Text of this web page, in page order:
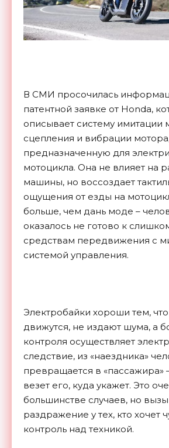
В СМИ просочилась
патентной заявке от Honda,
описывает систему имитации
сцепления и вибрации
предназначенную для
мотоцикла. Она не влияет на
машины, но воссоздает
ощущения от езды на
больше, чем дань моде –
оказалось не готово к
средствам передвижения с
системой управления.
Электробайки хороши тем,
движутся, не издают шума, а
контроля осуществляет
следствие, из «наездника»
превращается в «пассажира»
везет его, куда укажет. Это
большинстве случаев, но
раздражение у тех, кто хочет
контроль над техникой.